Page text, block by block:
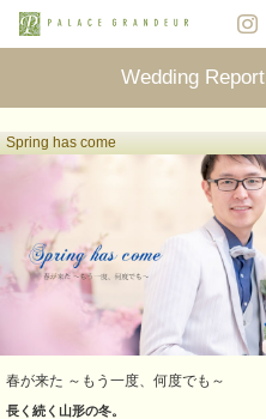
Wedding Report
Spring has come
春が来た ～もう一度、何度でも～
長く続く山形の冬。